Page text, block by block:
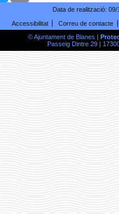
Data de realització: 09/
Accessibilitat
Correu de contacte
© Ajuntament de Blanes |
Passeig Dintre 29 |